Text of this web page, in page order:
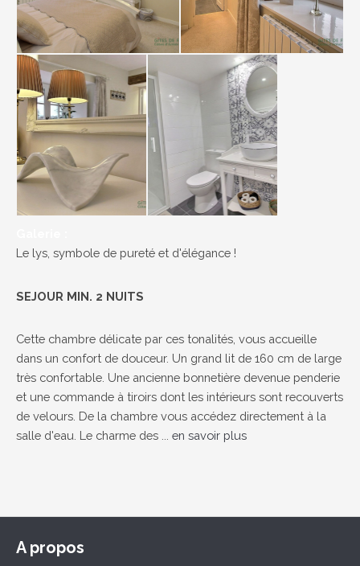
Le lys, symbole de pureté et d'élégance !
SEJOUR MIN. 2 NUITS
Cette chambre délicate par ces tonalités, vous accueille
dans un confort de douceur. Un grand lit de 160 cm de large
très confortable. Une ancienne bonnetière devenue penderie
et une commande à tiroirs dont les intérieurs sont recouverts
de velours. De la chambre vous accédez directement à la
salle d'eau. Le charme des ... en savoir plus
A propos